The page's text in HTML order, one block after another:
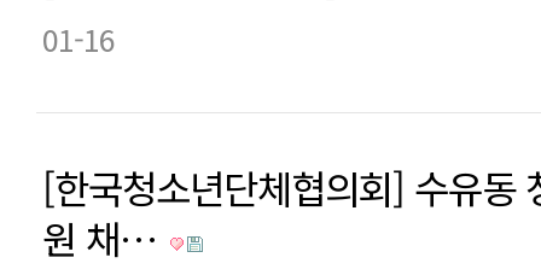
01-16
[한국청소년단체협의회] 수유동
원 채…